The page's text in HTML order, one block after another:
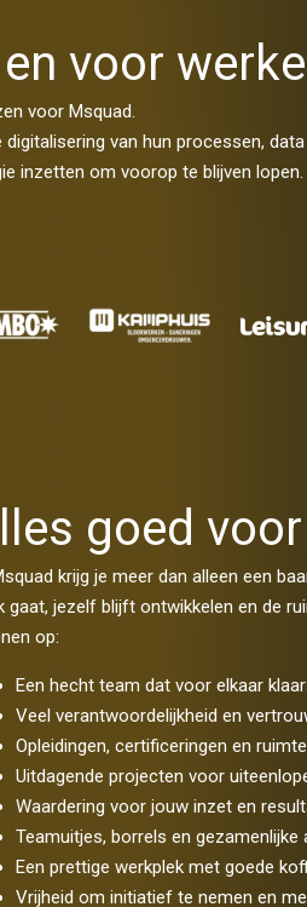
voor
voor Msquad.
van hun processen,
inzetten om voorop te blijven
goed
krijg je meer dan alleen een
gaat, jezelf blijft ontwikkelen en de
op:
Een hecht team dat voor elkaar
Veel verantwoordelijkheid en
Opleidingen, certificeringen en
Uitdagende projecten voor
Waardering voor jouw inzet en
Teamuitjes, borrels en gezamenlijke
Een prettige werkplek met goede
Vrijheid om initiatief te nemen en